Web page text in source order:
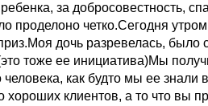
за добросовестность,
проделоно четко.Сегодня
дочь разревелась, было
тоже ее инициатива)Мы
человека, как будто мы ее знали
хороших клиентов, а то что вы